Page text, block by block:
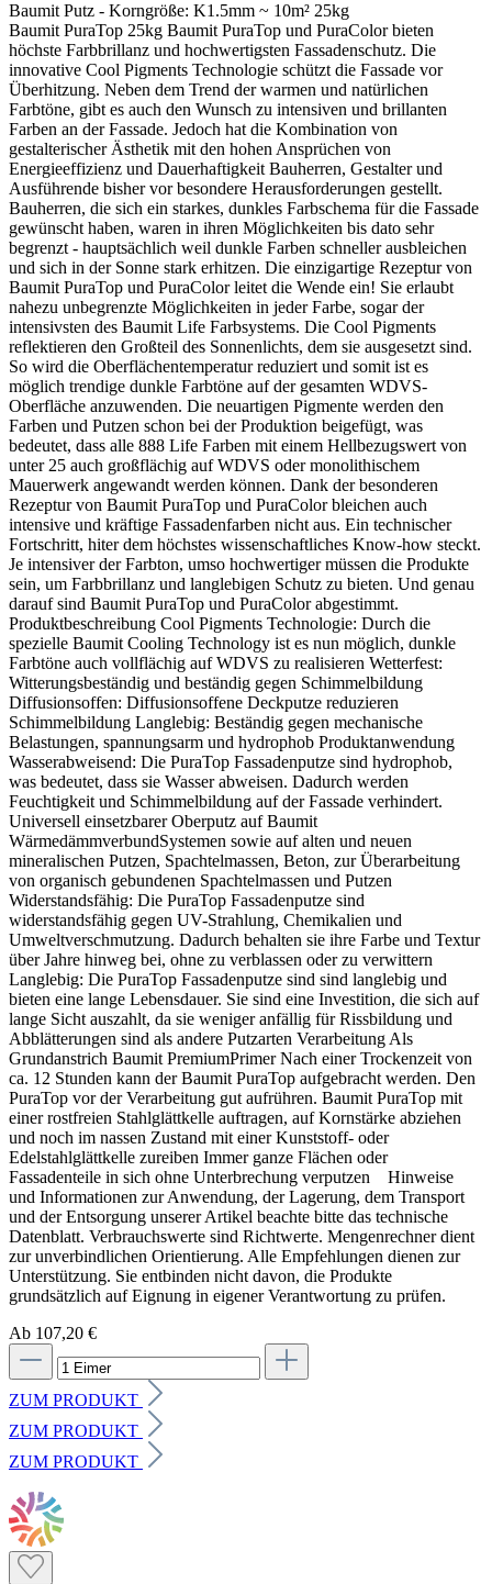
Baumit Putz - Korngröße: K1.5mm ~ 10m² 25kg
Baumit PuraTop 25kg Baumit PuraTop und PuraColor bieten
höchste Farbbrillanz und hochwertigsten Fassadenschutz. Die
innovative Cool Pigments Technologie schützt die Fassade vor
Überhitzung. Neben dem Trend der warmen und natürlichen
Farbtöne, gibt es auch den Wunsch zu intensiven und brillanten
Farben an der Fassade. Jedoch hat die Kombination von
gestalterischer Ästhetik mit den hohen Ansprüchen von
Energieeffizienz und Dauerhaftigkeit Bauherren, Gestalter und
Ausführende bisher vor besondere Herausforderungen gestellt.
Bauherren, die sich ein starkes, dunkles Farbschema für die Fassade
gewünscht haben, waren in ihren Möglichkeiten bis dato sehr
begrenzt - hauptsächlich weil dunkle Farben schneller ausbleichen
und sich in der Sonne stark erhitzen. Die einzigartige Rezeptur von
Baumit PuraTop und PuraColor leitet die Wende ein! Sie erlaubt
nahezu unbegrenzte Möglichkeiten in jeder Farbe, sogar der
intensivsten des Baumit Life Farbsystems. Die Cool Pigments
reflektieren den Großteil des Sonnenlichts, dem sie ausgesetzt sind.
So wird die Oberflächentemperatur reduziert und somit ist es
möglich trendige dunkle Farbtöne auf der gesamten WDVS-
Oberfläche anzuwenden. Die neuartigen Pigmente werden den
Farben und Putzen schon bei der Produktion beigefügt, was
bedeutet, dass alle 888 Life Farben mit einem Hellbezugswert von
unter 25 auch großflächig auf WDVS oder monolithischem
Mauerwerk angewandt werden können. Dank der besonderen
Rezeptur von Baumit PuraTop und PuraColor bleichen auch
intensive und kräftige Fassadenfarben nicht aus. Ein technischer
Fortschritt, hiter dem höchstes wissenschaftliches Know-how steckt.
Je intensiver der Farbton, umso hochwertiger müssen die Produkte
sein, um Farbbrillanz und langlebigen Schutz zu bieten. Und genau
darauf sind Baumit PuraTop und PuraColor abgestimmt.
Produktbeschreibung Cool Pigments Technologie: Durch die
spezielle Baumit Cooling Technology ist es nun möglich, dunkle
Farbtöne auch vollflächig auf WDVS zu realisieren Wetterfest:
Witterungsbeständig und beständig gegen Schimmelbildung
Diffusionsoffen: Diffusionsoffene Deckputze reduzieren
Schimmelbildung Langlebig: Beständig gegen mechanische
Belastungen, spannungsarm und hydrophob Produktanwendung
Wasserabweisend: Die PuraTop Fassadenputze sind hydrophob,
was bedeutet, dass sie Wasser abweisen. Dadurch werden
Feuchtigkeit und Schimmelbildung auf der Fassade verhindert.
Universell einsetzbarer Oberputz auf Baumit
WärmedämmverbundSystemen sowie auf alten und neuen
mineralischen Putzen, Spachtelmassen, Beton, zur Überarbeitung
von organisch gebundenen Spachtelmassen und Putzen
Widerstandsfähig: Die PuraTop Fassadenputze sind
widerstandsfähig gegen UV-Strahlung, Chemikalien und
Umweltverschmutzung. Dadurch behalten sie ihre Farbe und Textur
über Jahre hinweg bei, ohne zu verblassen oder zu verwittern
Langlebig: Die PuraTop Fassadenputze sind sind langlebig und
bieten eine lange Lebensdauer. Sie sind eine Investition, die sich auf
lange Sicht auszahlt, da sie weniger anfällig für Rissbildung und
Abblätterungen sind als andere Putzarten Verarbeitung Als
Grundanstrich Baumit PremiumPrimer Nach einer Trockenzeit von
ca. 12 Stunden kann der Baumit PuraTop aufgebracht werden. Den
PuraTop vor der Verarbeitung gut aufrühren. Baumit PuraTop mit
einer rostfreien Stahlglättkelle auftragen, auf Kornstärke abziehen
und noch im nassen Zustand mit einer Kunststoff- oder
Edelstahlglättkelle zureiben Immer ganze Flächen oder
Fassadenteile in sich ohne Unterbrechung verputzen Hinweise
und Informationen zur Anwendung, der Lagerung, dem Transport
und der Entsorgung unserer Artikel beachte bitte das technische
Datenblatt. Verbrauchswerte sind Richtwerte. Mengenrechner dient
zur unverbindlichen Orientierung. Alle Empfehlungen dienen zur
Unterstützung. Sie entbinden nicht davon, die Produkte
grundsätzlich auf Eignung in eigener Verantwortung zu prüfen.
Ab 107,20 €
ZUM PRODUKT
ZUM PRODUKT
ZUM PRODUKT